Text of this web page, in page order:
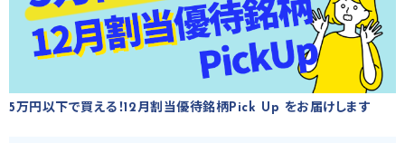
5万円以下で買える！12月割当優待銘柄Pick Up をお届けします